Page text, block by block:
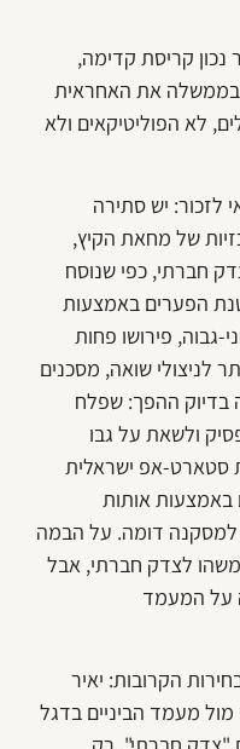
נכון קריסת קדימה,
בממשלה את האחראית
לא הפוליטיקאים ולא
לזכור: יש סתירה
של מחאת הקיץ,
חברתי, כפי שנוסח
הפערים באמצעות
גבוה, פירושו פחות
לניצולי שואה, מסכנים
בדיוק ההפך: שפלח
ולשאת על גבו
סטארט-אפ ישראלית
באמצעות אותות
למסקנה דומה. על הבמה
לצדק חברתי, אבל
על המעמד
הקרובות: יאיר
מול מעמד הביניים בדגל